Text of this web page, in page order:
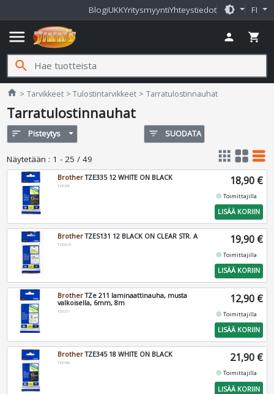
BlogiUKKYritysmyyntiYhteystiedot brightness_medium FI
menu person shopping_cart
search
home Jimms.fi
Tarvikkeet Tulostintarvikkeet Tarratulostinnauhat
Tarratulostinnauhat
sort Pisteytys filter_list SUODATA
Näytetään : 1 - 25 / 49 apps grid_view table_rows
BrotherTZE335 12 WHITE ON BLACK
TZE335 18,90 €
fiber_manual_recordToimittajilla
LISÄÄ KORIIN
BrotherTZES131 12 BLACK ON CLEAR STR. A
TZES131 19,90 €
fiber_manual_recordToimittajilla
LISÄÄ KORIIN
BrotherTZe 211 laminaattinauha, musta
valkoisella, 6mm, 8m
TZE211
12,90 €
fiber_manual_recordToimittajilla
LISÄÄ KORIIN
BrotherTZE345 18 WHITE ON BLACK
TZE345 21,90 €
fiber_manual_recordToimittajilla
LISÄÄ KORIIN